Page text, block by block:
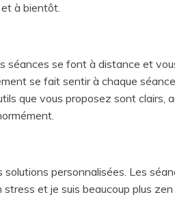
à bientôt.
séances se font à distance et
se fait sentir à chaque
que vous proposez sont clairs,
personnalisées. Les
stress et je suis beaucoup plus